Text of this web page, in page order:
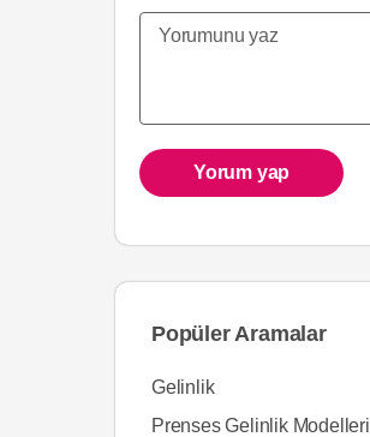
Yorum yap
Popüler Aramalar
Gelinlik
Prenses Gelinlik Modelleri